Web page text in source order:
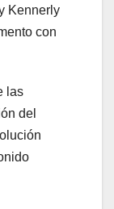
Kennerly
con
las
del